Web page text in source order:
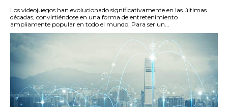
Los videojuegos han evolucionado significativamente en las últimas
décadas, convirtiéndose en una forma de entretenimiento
ampliamente popular en todo el mundo. Para ser un...